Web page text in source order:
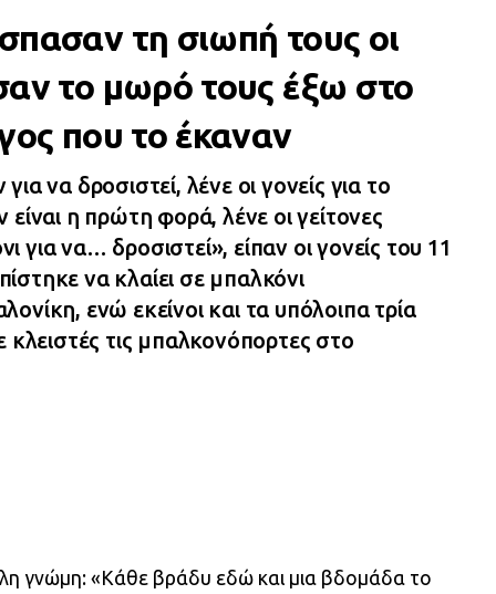
τη σιωπή τους οι
το μωρό τους έξω στο
που το έκαναν
να δροσιστεί, λένε οι γονείς για το
η πρώτη φορά, λένε οι γείτονες
να… δροσιστεί», είπαν οι γονείς του 11
να κλαίει σε μπαλκόνι
ενώ εκείνοι και τα υπόλοιπα τρία
κλειστές τις μπαλκονόπορτες στο
γνώμη: «Κάθε βράδυ εδώ και μια βδομάδα το